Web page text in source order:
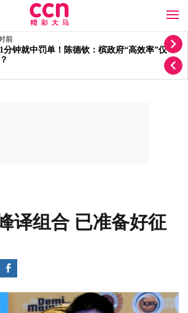
前
发放拨款有滥权之嫌 5蓝眼议员轰安华党政
译组合 已准备好征